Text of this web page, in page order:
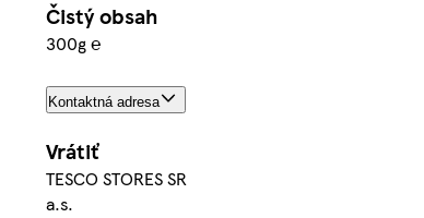
Čistý obsah
300g ℮
Kontaktná adresa
Vrátiť
TESCO STORES SR
a.s.